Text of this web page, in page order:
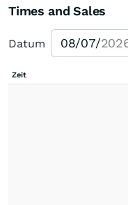
Times and Sales
Datum
Zeit